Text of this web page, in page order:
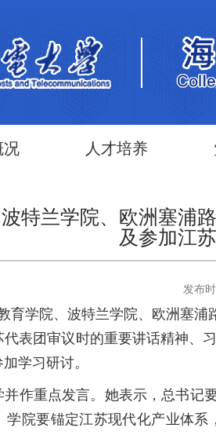
况 人才培养
特兰学院、欧洲塞浦
及参加江
发布
育学院、波特兰学院、欧洲塞
表团审议时的重要讲话精神、
学习研讨。
作重点发言。她表示，总书记
学院要锚定江苏现代化产业体